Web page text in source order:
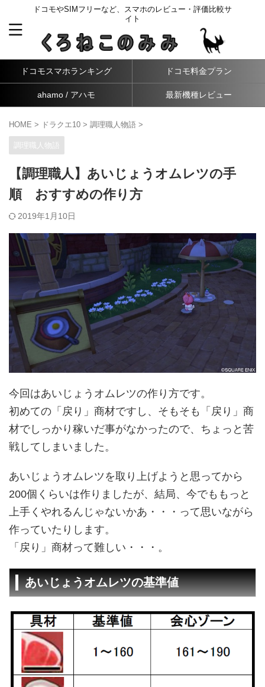
ドコモやSIMフリーなど、スマホのレビュー・評価比較サ
イト
ドコモスマホランキング ドコモ料金プラン
ahamo / アハモ 最新機種レビュー
HOME > ドラクエ10 > 調理職人物語 >
調理職人物語
【調理職人】あいじょうオムレツの手
順 おすすめの作り方
2019年1月10日
今回はあいじょうオムレツの作り方です。
初めての「戻り」商材ですし、そもそも「戻り」商
材でしっかり稼いだ事がなかったので、ちょっと苦
戦してしまいました。
あいじょうオムレツを取り上げようと思ってから
200個くらいは作りましたが、結局、今でももっと
上手くやれるんじゃないかあ・・・って思いながら
作っていたりします。
「戻り」商材って難しい・・・。
あいじょうオムレツの基準値